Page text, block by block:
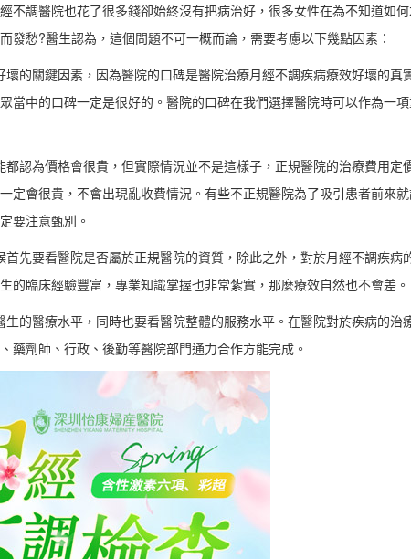
不調醫院也花了很多錢卻始終沒有把病治好，很多女性在為不知道如
發愁?醫生認為，這個問題不可一概而論，需要考慮以下幾點因素：
的關鍵因素，因為醫院的口碑是醫院治療月經不調疾病療效好壞的真
當中的口碑一定是很好的。醫院的口碑在我們選擇醫院時可以作為一
認為價格會很貴，但實際情況並不是這樣子，正規醫院的治療費用定
定會很貴，不會出現亂收費情況。有些不正規醫院為了吸引患者前來
要注意甄別。
先要看醫院是否屬於正規醫院的資質，除此之外，對於月經不調疾病
的臨床經驗豐富，專業知識掌握也非常紮實，那麼療效自然也不會差。
的醫療水平，同時也要看醫院整體的服務水平。在醫院對於疾病的治
藥劑師、行政、後勤等醫院部門通力合作方能完成。